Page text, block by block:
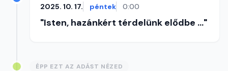
2025. 10. 17. péntek 0:00
"Isten, hazánkért térdelünk elődbe ..."
ÉPP EZT AZ ADÁST NÉZED